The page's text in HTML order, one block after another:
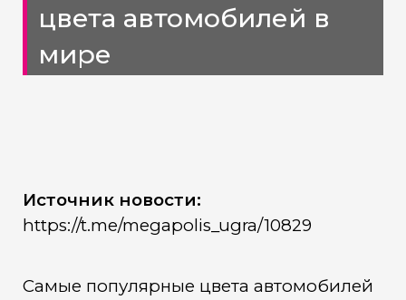
цвета автомобилей в
мире
Источник новости:
https://t.me/megapolis_ugra/10829
Самые популярные цвета автомобилей